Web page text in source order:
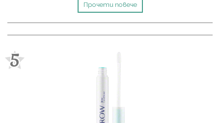
Прочети повече
5